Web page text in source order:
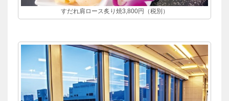
すだれ肩ロース炙り焼3,800円（税別）